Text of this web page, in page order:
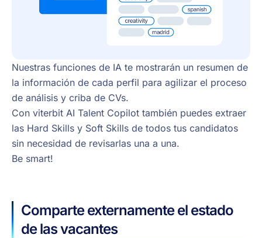
Nuestras funciones de IA te mostrarán un resumen de
la información de cada perfil para agilizar el proceso
de análisis y criba de CVs.
Con viterbit AI Talent Copilot también puedes extraer
las Hard Skills y Soft Skills de todos tus candidatos
sin necesidad de revisarlas una a una.
Be smart!
Comparte externamente el estado
de las vacantes